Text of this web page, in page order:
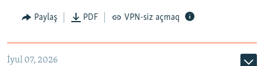
Paylaş PDF VPN-siz açmaq
İyul 07, 2026